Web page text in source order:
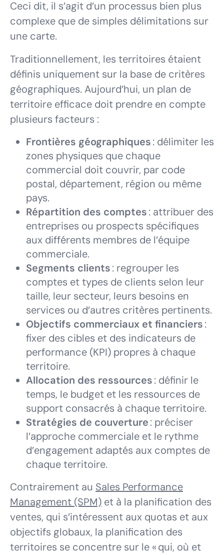
Ceci dit, il s’agit d’un processus bien plus
complexe que de simples délimitations sur
une carte.
Traditionnellement, les territoires étaient
définis uniquement sur la base de critères
géographiques. Aujourd’hui, un plan de
territoire efficace doit prendre en compte
plusieurs facteurs :
Frontières géographiques: délimiter les
zones physiques que chaque
commercial doit couvrir, par code
postal, département, région ou même
pays.
Répartition des comptes: attribuer des
entreprises ou prospects spécifiques
aux différents membres de l’équipe
commerciale.
Segments clients: regrouper les
comptes et types de clients selon leur
taille, leur secteur, leurs besoins en
services ou d’autres critères pertinents.
Objectifs commerciaux et financiers:
fixer des cibles et des indicateurs de
performance (KPI) propres à chaque
territoire.
Allocation des ressources: définir le
temps, le budget et les ressources de
support consacrés à chaque territoire.
Stratégies de couverture: préciser
l’approche commerciale et le rythme
d’engagement adaptés aux comptes de
chaque territoire.
Contrairement au Sales Performance
Management (SPM) et à la planification des
ventes, qui s’intéressent aux quotas et aux
objectifs globaux, la planification des
territoires se concentre sur le « qui, où et